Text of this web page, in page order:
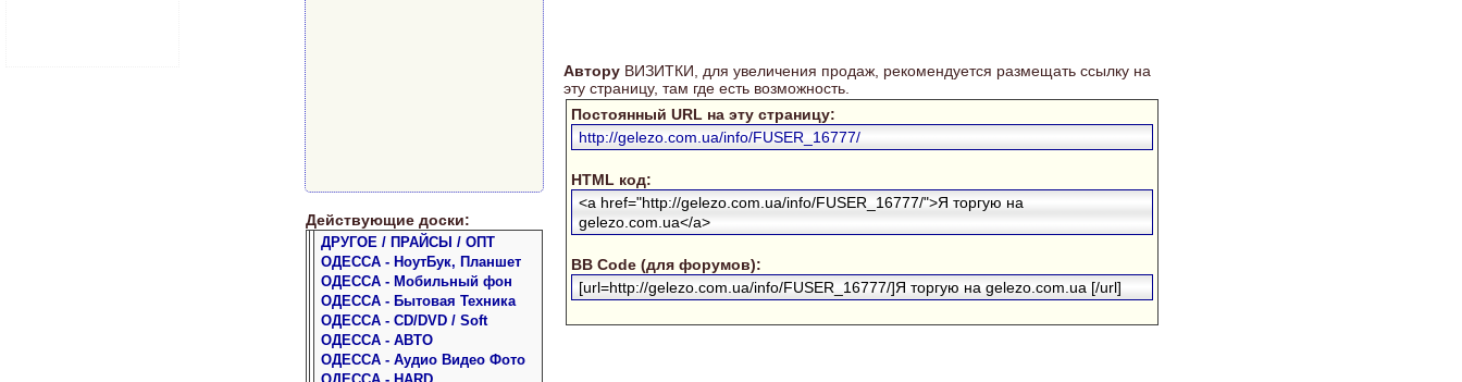
Действующие доски:
ДРУГОЕ / ПРАЙСЫ / ОПТ
ОДЕССА - НоутБук, Планшет
ОДЕССА - Мобильный фон
ОДЕССА - Бытовая Техника
ОДЕССА - CD/DVD / Soft
ОДЕССА - АВТО
ОДЕССА - Аудио Видео Фото
АвторуВИЗИТКИ, для увеличения продаж, рекомендуется размещать ссылку на
эту страницу, там где есть возможность.
Постоянный URL на эту страницу:
http://gelezo.com.ua/info/FUSER_16777/
HTML код:
<a href="http://gelezo.com.ua/info/FUSER_16777/">Я торгую на
gelezo.com.ua</a>
BB Code (для форумов):
[url=http://gelezo.com.ua/info/FUSER_16777/]Я торгую на gelezo.com.ua [/url]